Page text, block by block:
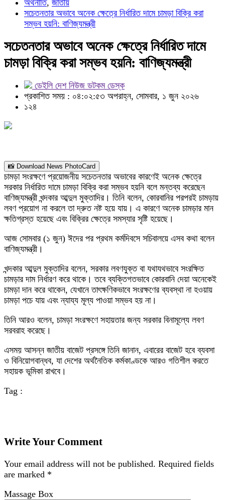
অর্থনীতি, জাতীয়
সচেতনতার অভাবে অনেক ক্ষেত্রে নির্ধারিত দামে চামড়া বিক্রি করা
সম্ভব হয়নি: বাণিজ্যমন্ত্রী
সচেতনতার অভাবে অনেক ক্ষেত্রে নির্ধারিত দামে
চামড়া বিক্রি করা সম্ভব হয়নি: বাণিজ্যমন্ত্রী
ডেইলি দেশ নিউজ ডটকম ডেস্ক
প্রকাশিত সময় : ০৪:০২:৫৩ অপরাহ্ন, সোমবার, ১ জুন ২০২৬
১২৪
📸 Download News PhotoCard
চামড়া সংরক্ষণে প্রয়োজনীয় সচেতনতার অভাবের কারণেই অনেক ক্ষেত্রে
সরকার নির্ধারিত দামে চামড়া বিক্রি করা সম্ভব হয়নি বলে মন্তব্য করেছেন
বাণিজ্যমন্ত্রী খন্দকার আব্দুল মুক্তাদির। তিনি বলেন, কোরবানির পরপরই চামড়ায়
লবণ প্রয়োগ না করলে তা দ্রুত নষ্ট হয়ে যায়। এ কারণে অনেক চামড়ার মান
ক্ষতিগ্রস্ত হয়েছে এবং বিক্রির ক্ষেত্রে সমস্যার সৃষ্টি হয়েছে।
আজ সোমবার (১ জুন) ঈদের পর প্রথম কর্মদিবসে সচিবালয়ে এসব কথা বলেন
বাণিজ্যমন্ত্রী।
খন্দকার আব্দুল মুক্তাদির বলেন, সরকার লবণযুক্ত বা যথাযথভাবে সংরক্ষিত
চামড়ার দাম নির্ধারণ করে থাকে। তবে ব্যক্তিগতভাবে কোরবানি দেয়া অনেকেই
চামড়া দান করে থাকেন, যেখানে তাৎক্ষণিকভাবে সংরক্ষণের ব্যবস্থা না হওয়ায়
চামড়া পচে যায় এবং ন্যায্য মূল্য পাওয়া সম্ভব হয় না।
তিনি আরও বলেন, চামড়া সংরক্ষণে সহায়তার জন্য সরকার বিনামূল্যে লবণ
সরবরাহ করেছে।
এসময় আসন্ন জাতীয় বাজেট প্রসঙ্গে তিনি জানান, এবারের বাজেট হবে ব্যবসা
ও বিনিয়োগবান্ধব, যা দেশের অর্থনৈতিক কর্মকাণ্ডকে আরও গতিশীল করতে
সহায়ক ভূমিকা রাখবে।
Tag :
Write Your Comment
Your email address will not be published. Required fields
are marked *
Massage Box